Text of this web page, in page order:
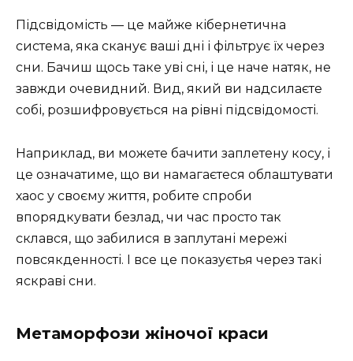
Підсвідомість — це майже кібернетична
система, яка сканує ваші дні і фільтрує їх через
сни. Бачиш щось таке уві сні, і це наче натяк, не
завжди очевидний. Вид, який ви надсилаєте
собі, розшифровується на рівні підсвідомості.
Наприклад, ви можете бачити заплетену косу, і
це означатиме, що ви намагаєтеся облаштувати
хаос у своєму життя, робите спроби
впорядкувати безлад, чи час просто так
склався, що забилися в заплутані мережі
повсякденності. І все це показуєтья через такі
яскраві сни.
Метаморфози жіночої краси